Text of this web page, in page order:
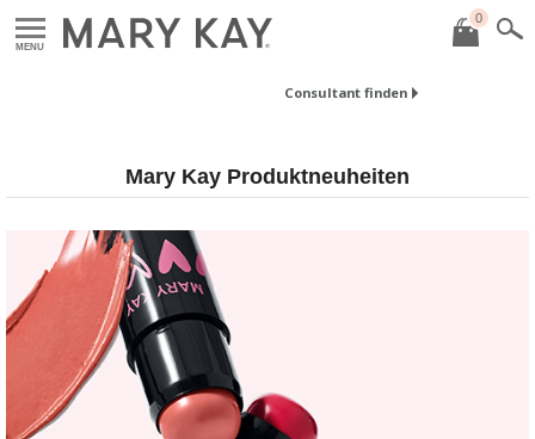
MENU
0
Consultant finden
Mary Kay Produktneuheiten